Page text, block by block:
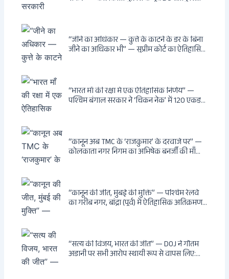
भूमिका — ED ने गिरफ्तार किया
“जीने का अधिकार — कुत्ते के काटने के डर के बिना
जीने का अधिकार भी” — सुप्रीम कोर्ट का ऐतिहासिक
अनुमति, राज्यों को 10 कड़े निर्देश
“भारत माँ की रक्षा में एक ऐतिहासिक निर्णय” —
पश्चिम बंगाल सरकार ने ‘चिकन नेक’ में 120 एकड़
दुश्मनों की नींद उड़ाई
“कानून अब TMC के ‘राजकुमार’ के दरवाजे पर” —
कोलकाता नगर निगम का अभिषेक बनर्जी की माँ
वंशवाद के भ्रष्टाचार की सम्पूर्ण कहानी
“कानून की जीत, मुंबई की मुक्ति” — पश्चिम रेलवे
का गरीब नगर, बांद्रा (पूर्व) में ऐतिहासिक अतिक्रमण-
“सत्य की विजय, भारत की जीत” — DOJ ने गौतम
अडानी पर सभी आरोप स्थायी रूप से वापस लिए: